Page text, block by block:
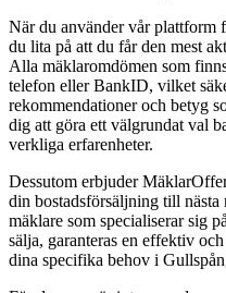
När du använder vår plattform
du lita på att du får den mest
Alla mäklaromdömen som
telefon eller BankID, vilket
rekommendationer och betyg
dig att göra ett välgrundat val
verkliga erfarenheter.
Dessutom erbjuder
din bostadsförsäljning till
mäklare som specialiserar sig
sälja, garanteras en effektiv
dina specifika behov i